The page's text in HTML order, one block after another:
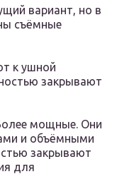
вариант, но в
съёмные
к ушной
закрывают
мощные. Они
и объёмными
закрывают
для